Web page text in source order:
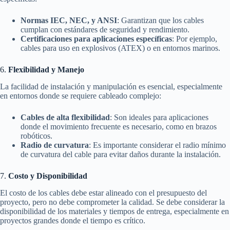
Normas IEC, NEC, y ANSI: Garantizan que los cables
cumplan con estándares de seguridad y rendimiento.
Certificaciones para aplicaciones específicas: Por ejemplo,
cables para uso en explosivos (ATEX) o en entornos marinos.
6. Flexibilidad y Manejo
La facilidad de instalación y manipulación es esencial, especialmente
en entornos donde se requiere cableado complejo:
Cables de alta flexibilidad: Son ideales para aplicaciones
donde el movimiento frecuente es necesario, como en brazos
robóticos.
Radio de curvatura: Es importante considerar el radio mínimo
de curvatura del cable para evitar daños durante la instalación.
7. Costo y Disponibilidad
El costo de los cables debe estar alineado con el presupuesto del
proyecto, pero no debe comprometer la calidad. Se debe considerar la
disponibilidad de los materiales y tiempos de entrega, especialmente en
proyectos grandes donde el tiempo es crítico.